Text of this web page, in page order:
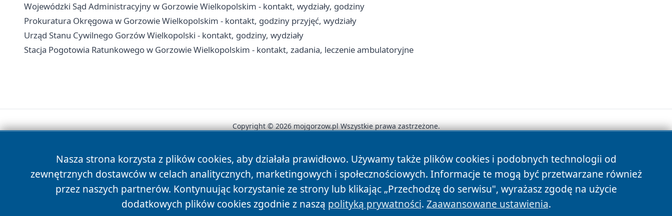
Wojewódzki Sąd Administracyjny w Gorzowie Wielkopolskim - kontakt, wydziały, godziny
Prokuratura Okręgowa w Gorzowie Wielkopolskim - kontakt, godziny przyjęć, wydziały
Urząd Stanu Cywilnego Gorzów Wielkopolski - kontakt, godziny, wydziały
Stacja Pogotowia Ratunkowego w Gorzowie Wielkopolskim - kontakt, zadania, leczenie ambulatoryjne
Nasza strona korzysta z plików cookies, aby działała prawidłowo. Używamy także plików cookies i podobnych technologii od
zewnętrznych dostawców w celach analitycznych, marketingowych i społecznościowych. Informacje te mogą być przetwarzane również
przez naszych partnerów. Kontynuując korzystanie ze strony lub klikając „Przechodzę do serwisu", wyrażasz zgodę na użycie
dodatkowych plików cookies zgodnie z naszą polityką prywatności. Zaawansowane ustawienia.
Copyright © 2026 mojgorzow.pl Wszystkie prawa zastrzeżone.
News Autorzy Polityka Prywatności Polityka Cookies